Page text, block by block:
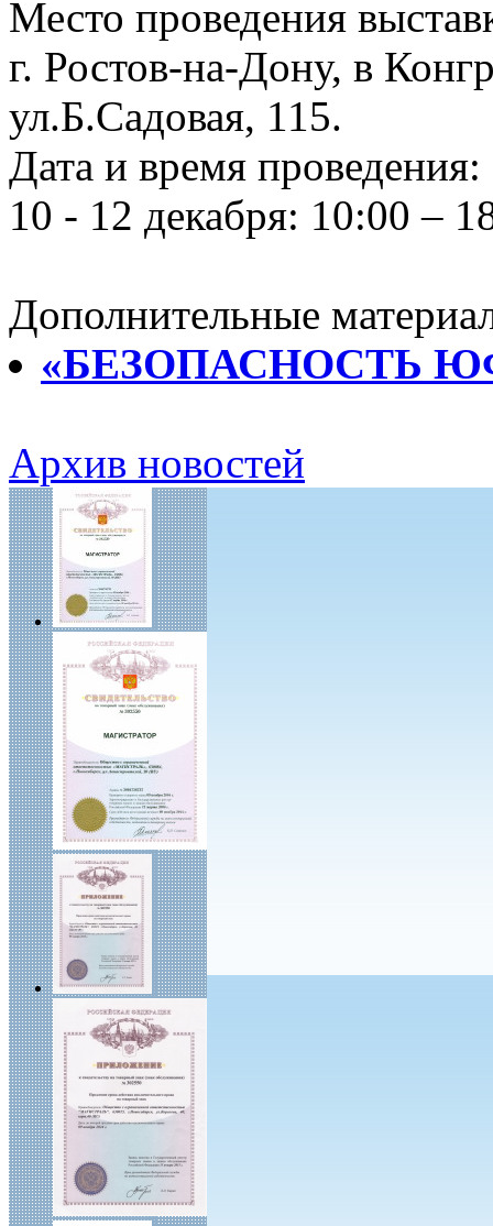
Место проведения
г. Ростов-на-Дону, в
ул.Б.Садовая, 115.
Дата и время проведения:
10 - 12 декабря: 10:00 –
Дополнительные
«БЕЗОПАСНОСТЬ
Архив новостей